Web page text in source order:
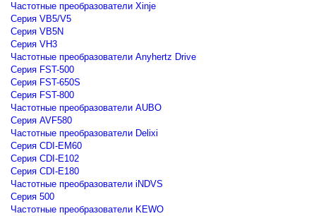
Частотные преобразователи Xinje
Cерия VB5/V5
Cерия VB5N
Cерия VH3
Частотные преобразователи Anyhertz Drive
Серия FST-500
Серия FST-650S
Серия FST-800
Частотные преобразователи AUBO
Серия AVF580
Частотные преобразователи Delixi
Серия CDI-EM60
Серия CDI-E102
Серия CDI-E180
Частотные преобразователи iNDVS
Серия 500
Частотные преобразователи KEWO